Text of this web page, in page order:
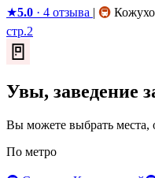
★5.0 · 4 отзыва | 🚇
стр.2
🚪
Увы, заведение
Вы можете выбрать места,
По метро